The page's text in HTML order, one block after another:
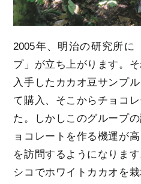
2005年、明治の研究所に
プ」が立ち上がります。
入手したカカオ豆サンプ
て購入、そこからチョコ
た。しかしこのグループ
ョコレートを作る機運が
を訪問するようになりま
シコでホワイトカカオを